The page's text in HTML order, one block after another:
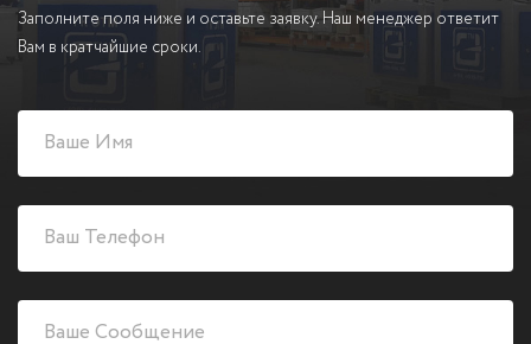
Заполните поля ниже и оставьте заявку. Наш менеджер ответит
Вам в кратчайшие сроки.